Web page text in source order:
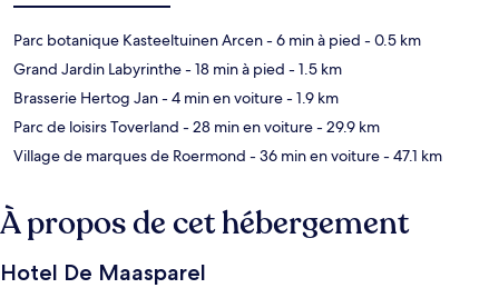
Parc botanique Kasteeltuinen Arcen- 6 min à pied - 0.5 km
Grand Jardin Labyrinthe- 18 min à pied - 1.5 km
Brasserie Hertog Jan- 4 min en voiture- 1.9 km
Parc de loisirs Toverland - 28 min en voiture- 29.9 km
Village de marques de Roermond - 36 min en voiture- 47.1 km
À propos de cet hébergement
Hotel De Maasparel